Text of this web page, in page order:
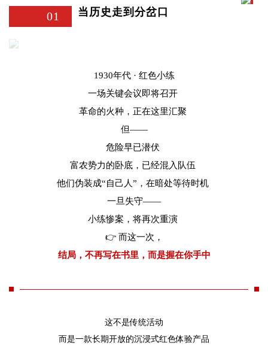
01 当历史走到分岔口
1930年代 · 红色小练
一场关键会议即将召开
革命的火种，正在这里汇聚
但——
危险早已潜伏
富农势力的卧底，已经混入队伍
他们伪装成“自己人”，在暗处等待时机
一旦失守——
小练惨案，将再次重演
👉 而这一次，
结局，不再写在书里，而是握在你手中
这不是传统活动
而是一款长期开放的沉浸式红色体验产品